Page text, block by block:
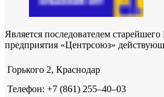
Является последователем старейшего
предприятия «Центрсоюз»
Горького 2, Краснодар
Телефон: +7 (861) 255‒40‒03